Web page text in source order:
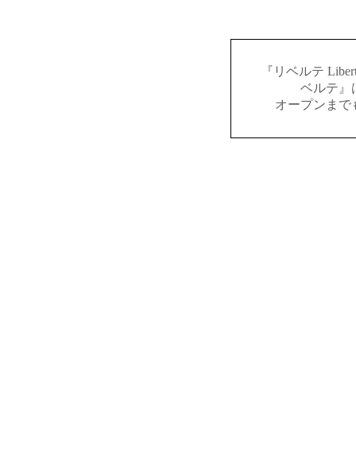
『リベルテ
ベルテ』
オープンまで